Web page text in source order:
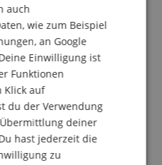
gewünscht auch in einer
weiteren Funkstrecken)
alles sauber. In
Hörern ist der Sound
Preis entsprechend
wenn auch der
hat, so machen die
Eindruck und der
Kunststoff.
nach 6 Monaten und
auch
wie zum Beispiel
an Google
Einwilligung ist
Funktionen
Klick auf
du der Verwendung
deiner
hast jederzeit die
zu